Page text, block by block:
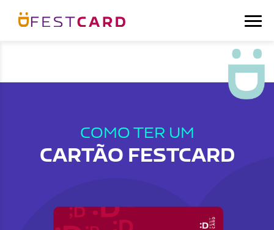
COMO TER UM
CARTÃO FESTCARD